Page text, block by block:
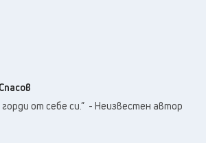
34°C от себе си.” - Неизвестен автор